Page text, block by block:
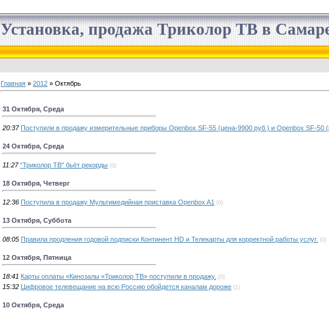
Установка, продажа Триколор ТВ в
Главная » 2012 » Октябрь
31 Октября, Среда
20:37 Поступили в продажу измерительные приборы Openbox SF-55 (цена-9900 руб.) и Openbox SF-50
24 Октября, Среда
11:27 "Триколор ТВ" бьёт рекорды (0)
18 Октября, Четверг
12:36 Поступила в продажу Мультимедийная приставка Openbox A1 (0)
13 Октября, Суббота
08:05 Правила продления годовой подписки Континент HD и Телекарты для корректной работы услуг. (0)
12 Октября, Пятница
18:41 Карты оплаты «Кинозалы «Триколор ТВ» поступили в продажу. (0)
15:32 Цифровое телевещание на всю Россию обойдется каналам дороже (1)
10 Октября, Среда